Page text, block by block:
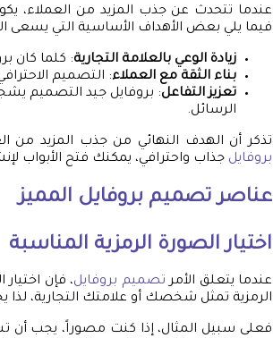
عندما تتحدث عن جذب المزيد من العملاء،
فيما يلي بعض الأهداف الأساسية التي يسعى
زيادة الوعي بالعلامة التجارية: كلما كان
بناء الثقة مع العملاء: التصميم
تعزيز التفاعل: بروفايل جيد التصميم
الرسائل.
تذكر أن الهدف النهائي من جذب المزيد من
بروفايل جذاب واحترافي، يمكنك فتح الأبواب
عناصر تصميم بروفايل المميز
اختيار الصورة الرمزية المناسبة
عندما يتعلق الأمر تصميم بروفايل، فإن
الرمزية تمثل شخصك أو علامتك التجارية، لذا
فعلى سبيل المثال، إذا كنت مصوراً، يجب أن